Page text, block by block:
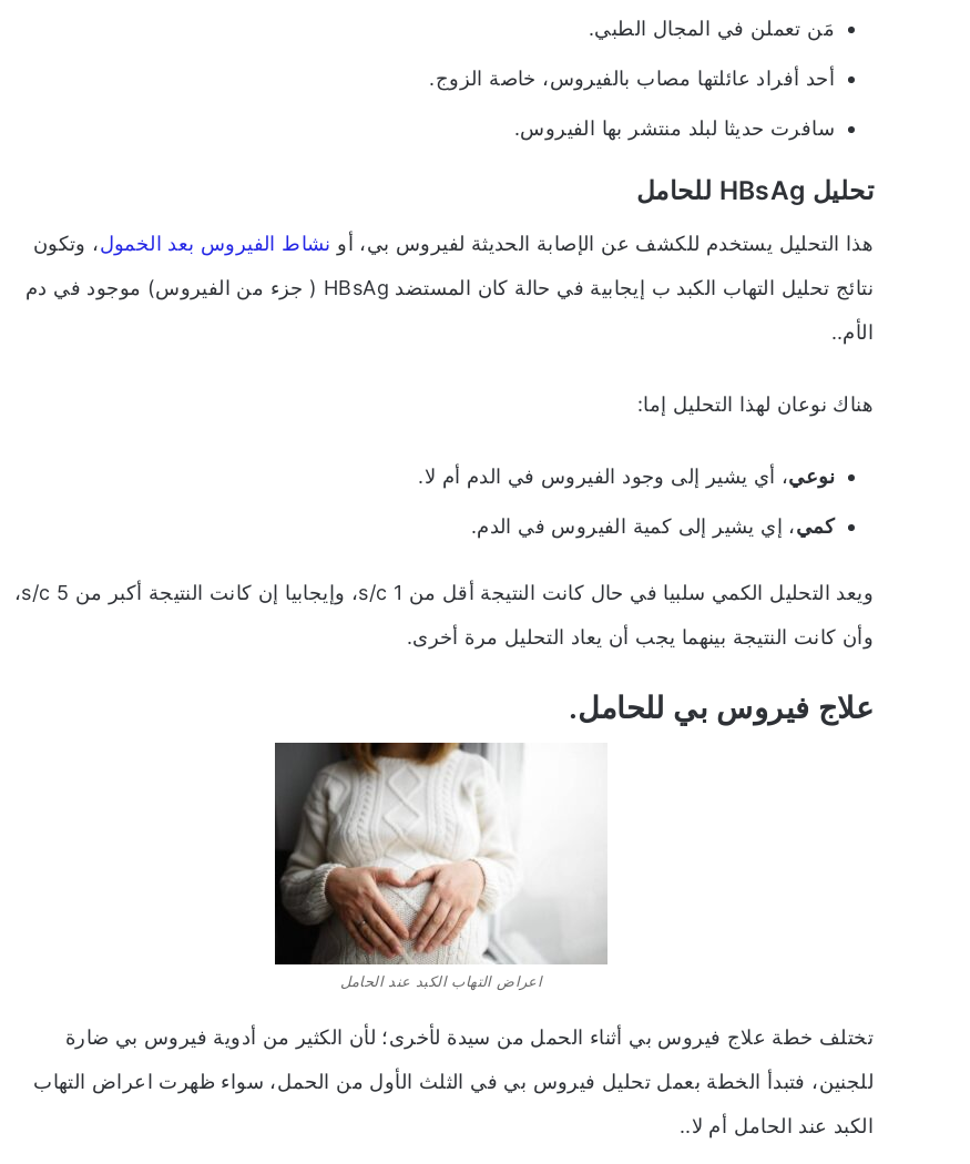
مَن تعملن في المجال الطبي.
أحد أفراد عائلتها مصاب بالفيروس، خاصة الزوج.
سافرت حديثا لبلد منتشر بها الفيروس.
تحليل HBsAg للحامل
هذا التحليل يستخدم للكشف عن الإصابة الحديثة لفيروس بي، أو نشاط الفيروس بعد الخمول، وتكون
نتائج تحليل التهاب الكبد ب إيجابية في حالة كان المستضد HBsAg ( جزء من الفيروس) موجود في دم
الأم..
هناك نوعان لهذا التحليل إما:
نوعي، أي يشير إلى وجود الفيروس في الدم أم لا.
كمي، إي يشير إلى كمية الفيروس في الدم.
ويعد التحليل الكمي سلبيا في حال كانت النتيجة أقل من 1 s/c، وإيجابيا إن كانت النتيجة أكبر من 5 s/c،
وأن كانت النتيجة بينهما يجب أن يعاد التحليل مرة أخرى.
علاج فيروس بي للحامل.
اعراض التهاب الكبد عند الحامل
تختلف خطة علاج فيروس بي أثناء الحمل من سيدة لأخرى؛ لأن الكثير من أدوية فيروس بي ضارة
للجنين، فتبدأ الخطة بعمل تحليل فيروس بي في الثلث الأول من الحمل، سواء ظهرت اعراض التهاب
الكبد عند الحامل أم لا..